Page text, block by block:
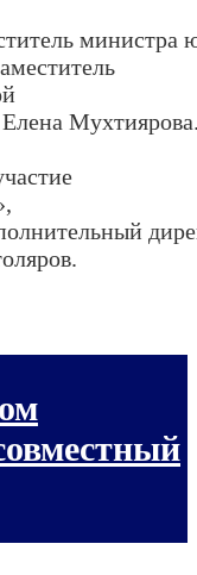
министра